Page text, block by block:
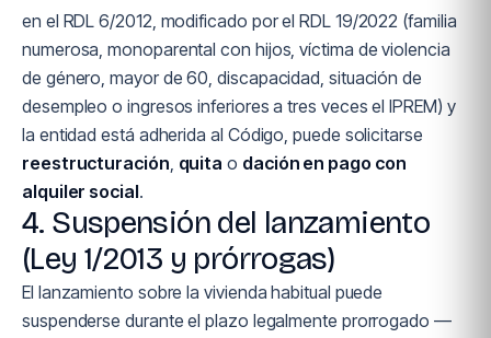
en el RDL 6/2012, modificado por el RDL 19/2022 (familia
numerosa, monoparental con hijos, víctima de violencia
de género, mayor de 60, discapacidad, situación de
desempleo o ingresos inferiores a tres veces el IPREM) y
la entidad está adherida al Código, puede solicitarse
reestructuración, quita o dación en pago con
alquiler social.
4. Suspensión del lanzamiento
(Ley 1/2013 y prórrogas)
El lanzamiento sobre la vivienda habitual puede
suspenderse durante el plazo legalmente prorrogado —